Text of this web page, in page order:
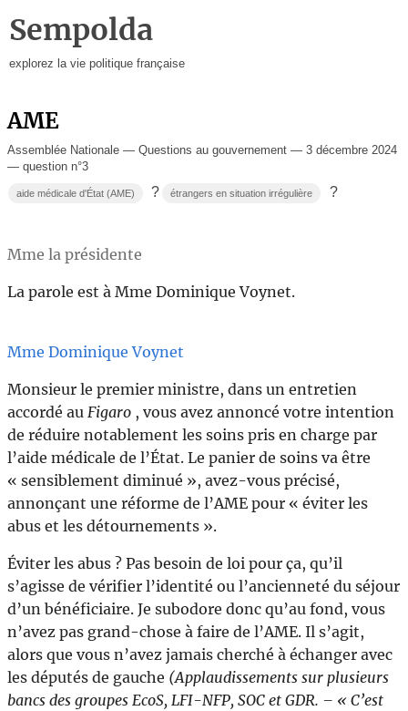
Sempolda
explorez la vie politique française
AME
Assemblée Nationale — Questions au gouvernement — 3 décembre 2024
— question n°3
aide médicale d'État (AME) ? étrangers en situation irrégulière ?
Mme la présidente
La parole est à Mme Dominique Voynet.
Mme Dominique Voynet
Monsieur le premier ministre, dans un entretien
accordé au Figaro , vous avez annoncé votre intention
de réduire notablement les soins pris en charge par
l’aide médicale de l’État. Le panier de soins va être
« sensiblement diminué », avez-vous précisé,
annonçant une réforme de l’AME pour « éviter les
abus et les détournements ».
Éviter les abus ? Pas besoin de loi pour ça, qu’il
s’agisse de vérifier l’identité ou l’ancienneté du séjour
d’un bénéficiaire. Je subodore donc qu’au fond, vous
n’avez pas grand-chose à faire de l’AME. Il s’agit,
alors que vous n’avez jamais cherché à échanger avec
les députés de gauche (Applaudissements sur plusieurs
bancs des groupes EcoS, LFI-NFP, SOC et GDR. – « C’est